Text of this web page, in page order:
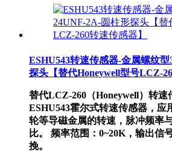
ESHU543转速传感器-金属螺纹
探头【替代Honeywell型号LCZ-
替代LCZ-260（Honeywell）转速
ESHU543霍尔式转速传感器，应
轮等导磁金属的转速，脉冲频率
比。 频率范围：0~20K，输出信
挽。